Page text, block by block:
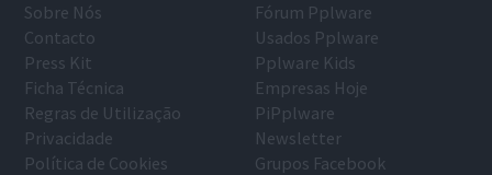
Sobre Nós
Contacto
Press Kit
Ficha Técnica
Regras de Utilização
Privacidade
Política de Cookies
Fórum Pplware
Usados Pplware
Pplware Kids
Empresas Hoje
PiPplware
Newsletter
Grupos Facebook